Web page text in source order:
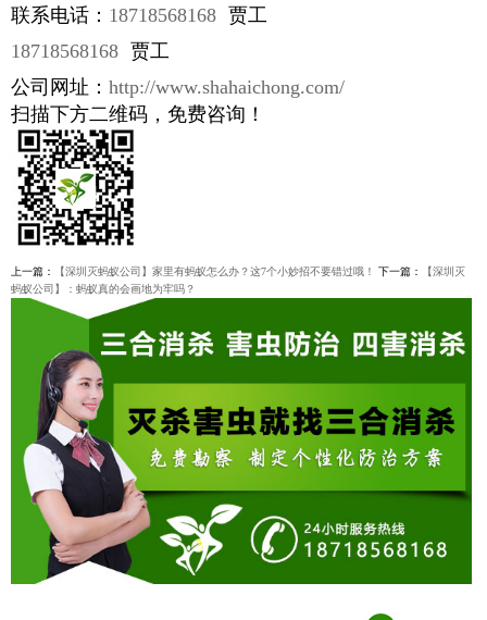
联系电话： 18718568168 贾工
18718568168 贾工
公司网址： http://www.shahaichong.com/
扫描下方二维码，免费咨询！
上一篇： 【深圳灭蚂蚁公司】家里有蚂蚁怎么办？这7个小妙招不要错过哦！ 下一篇：
【深圳灭
蚂蚁公司】：蚂蚁真的会画地为牢吗？